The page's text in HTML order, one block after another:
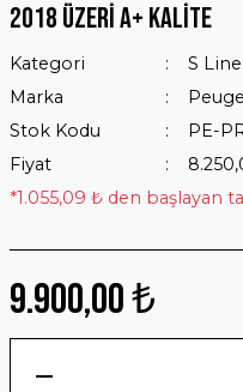
2018 Üzeri A+ Kalite
Kategori
S Line
Marka
Stok Kodu
PE-
Fiyat
*1.055,09 ₺ den başlayan
9.900,00 ₺